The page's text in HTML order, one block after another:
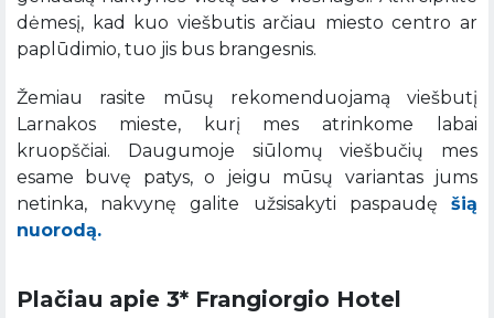
dėmesį, kad kuo viešbutis arčiau miesto centro ar
paplūdimio, tuo jis bus brangesnis.
Žemiau rasite mūsų rekomenduojamą viešbutį
Larnakos mieste, kurį mes atrinkome labai
kruopščiai. Daugumoje siūlomų viešbučių mes
esame buvę patys, o jeigu mūsų variantas jums
netinka, nakvynę galite užsisakyti paspaudę šią
nuorodą.
Plačiau apie 3* Frangiorgio Hotel